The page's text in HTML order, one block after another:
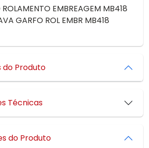
EMBREAGEM MB418
GARFO ROL EMBR MB418
do Produto
Técnicas
do Produto